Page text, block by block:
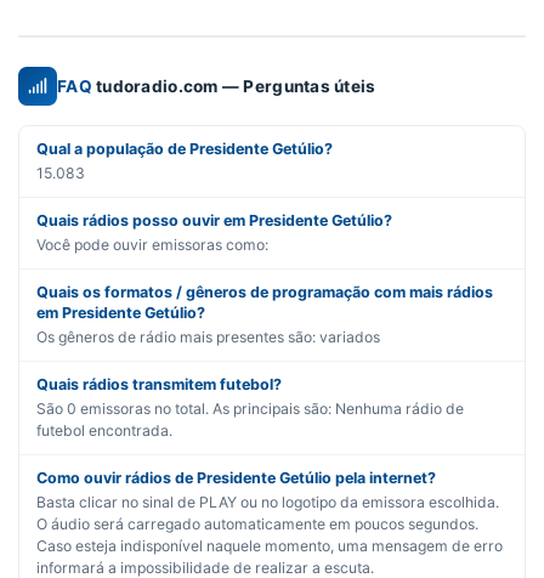
FAQ tudoradio.com — Perguntas úteis
Qual a população de Presidente Getúlio?
15.083
Quais rádios posso ouvir em Presidente Getúlio?
Você pode ouvir emissoras como:
Quais os formatos / gêneros de programação com mais rádios
em Presidente Getúlio?
Os gêneros de rádio mais presentes são: variados
Quais rádios transmitem futebol?
São 0 emissoras no total. As principais são: Nenhuma rádio de
futebol encontrada.
Como ouvir rádios de Presidente Getúlio pela internet?
Basta clicar no sinal de PLAY ou no logotipo da emissora escolhida.
O áudio será carregado automaticamente em poucos segundos.
Caso esteja indisponível naquele momento, uma mensagem de erro
informará a impossibilidade de realizar a escuta.